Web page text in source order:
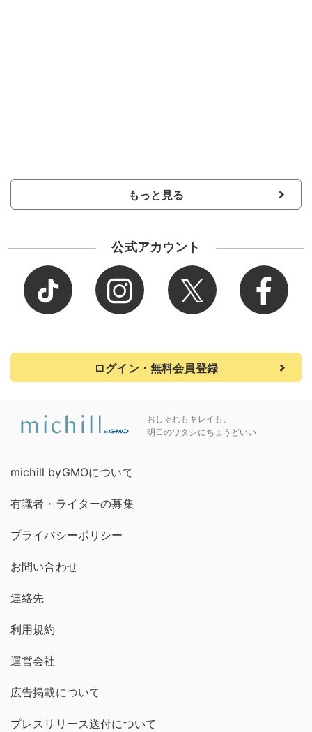
もっと見る
公式アカウント
ログイン・無料会員登録
おしゃれもキレイも、
明日のワタシにちょうどいい
michill byGMOについて
有識者・ライターの募集
プライバシーポリシー
お問い合わせ
連絡先
利用規約
運営会社
広告掲載について
プレスリリース送付について